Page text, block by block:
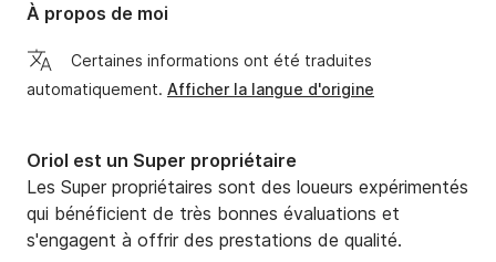
À propos de moi
Certaines informations ont été traduites
automatiquement. Afficher la langue d'origine
Oriol est un Super propriétaire
Les Super propriétaires sont des loueurs expérimentés
qui bénéficient de très bonnes évaluations et
s'engagent à offrir des prestations de qualité.